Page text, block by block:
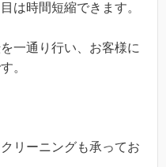
は時間短縮できます。
一通り行い、お客様に
。
リーニングも承ってお